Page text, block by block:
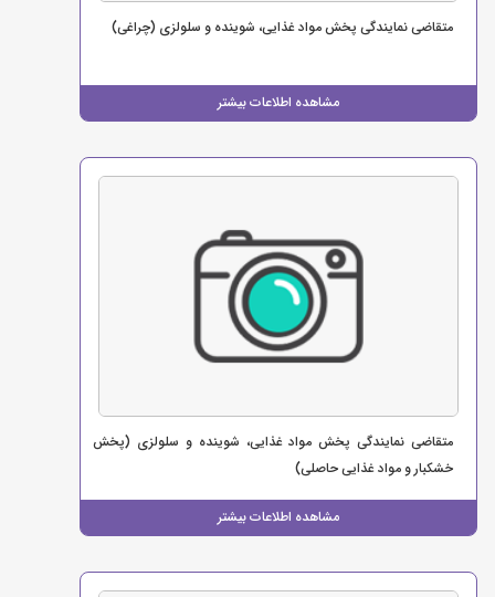
مشاهده اطلاعات بیشتر
متقاضی نمایندگی پخش مواد غذایی، شوینده و سلولزی (چراغی)
مشاهده اطلاعات بیشتر
متقاضی نمایندگی پخش مواد غذایی، شوینده و سلولزی (پخش
خشکبار و مواد غذایی حاصلی)